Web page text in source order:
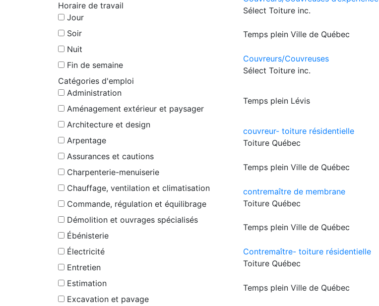
Horaire de travail
Jour
Soir
Nuit
Fin de semaine
Catégories d'emploi
Administration
Aménagement extérieur et paysager
Architecture et design
Arpentage
Assurances et cautions
Charpenterie-menuiserie
Chauffage, ventilation et climatisation
Commande, régulation et équilibrage
Démolition et ouvrages spécialisés
Ébénisterie
Électricité
Entretien
Estimation
Excavation et pavage
Sélect Toiture inc.
Temps plein Ville de Québec
Couvreurs/Couvreuses
Sélect Toiture inc.
Temps plein Lévis
couvreur- toiture résidentielle
Toiture Québec
Temps plein Ville de Québec
contremaître de membrane
Toiture Québec
Temps plein Ville de Québec
Contremaître- toiture résidentielle
Toiture Québec
Temps plein Ville de Québec